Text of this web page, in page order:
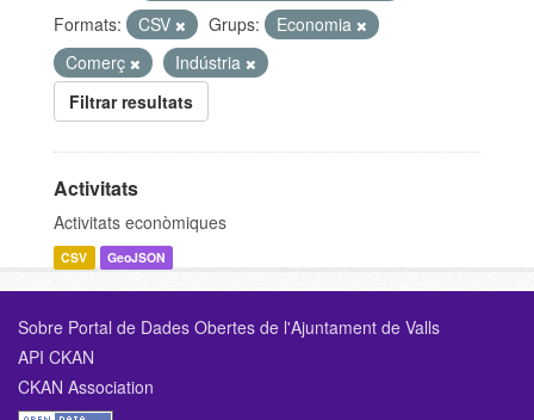
Formats:
CSV Grups:
Economia
Comerç
Indústria
Filtrar resultats
Activitats
Activitats econòmiques
CSV GeoJSON
Sobre Portal de Dades Obertes de l'Ajuntament de Valls
API CKAN
CKAN Association